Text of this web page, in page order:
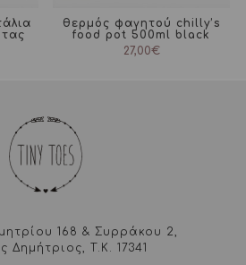
θερμός φαγητού chilly’s
food pot 500ml black
27,00€
168 & Συρράκου 2,
Δημήτριος, Τ.Κ. 17341